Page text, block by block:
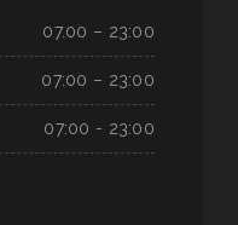
07.00 – 23:00
07:00 – 23:00
07:00 - 23:00